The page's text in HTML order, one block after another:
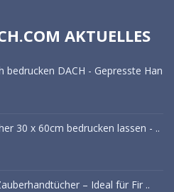
AKTUELLES
bedrucken DACH - Gepresste Han
30 x 60cm bedrucken lassen - ..
– Ideal für Fir ..